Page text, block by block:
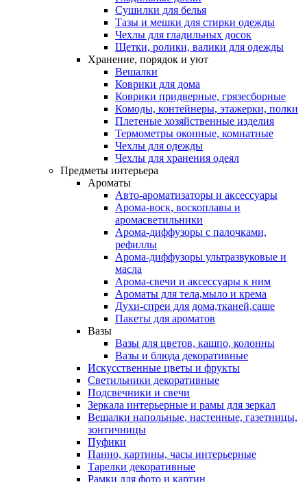
Сушилки для белья
Тазы и мешки для стирки одежды
Чехлы для гладильных досок
Щетки, ролики, валики для одежды
Хранение, порядок и уют
Вешалки
Коврики для дома
Коврики придверные, грязесборные
Комоды, контейнеры, этажерки, полки
Плетеные хозяйственные изделия
Термометры оконные, комнатные
Чехлы для одежды
Чехлы для хранения одеял
Предметы интерьера
Ароматы
Авто-ароматизаторы и аксессуары
Арома-воск, воскоплавы и
аромасветильники
Арома-диффузоры с палочками,
рефиллы
Арома-диффузоры ультразвуковые и
масла
Арома-свечи и аксессуары к ним
Ароматы для тела,мыло и крема
Духи-спреи для дома,тканей,саше
Пакеты для ароматов
Вазы
Вазы для цветов, кашпо, колонны
Вазы и блюда декоративные
Искусственные цветы и фрукты
Светильники декоративные
Подсвечники и свечи
Зеркала интерьерные и рамы для зеркал
Вешалки напольные, настенные, газетницы,
зонтичницы
Пуфики
Панно, картины, часы интерьерные
Тарелки декоративные
Рамки для фото и картин